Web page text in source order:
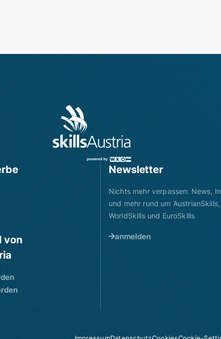
von
Newsletter
Nichts mehr verpassen: News,
und mehr rund um AustrianSkills,
WorldSkills und EuroSkills
anmelden